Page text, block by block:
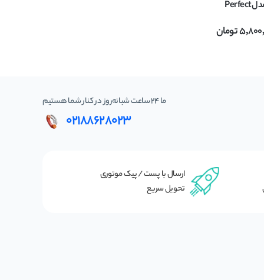
دکو ARTDECO مدل Perfect
تومان
ما 24 ساعت شبانه‌روز در کنار شما هستیم
02188628023
ارسال با پست / پیک موتوری
تحویل سریع